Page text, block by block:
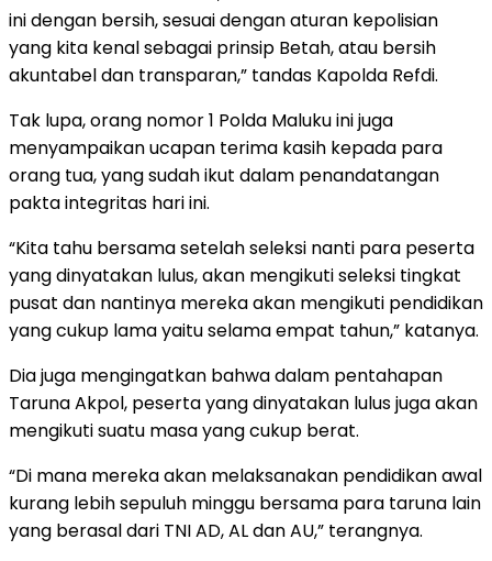
ini dengan bersih, sesuai dengan aturan kepolisian
yang kita kenal sebagai prinsip Betah, atau bersih
akuntabel dan transparan,” tandas Kapolda Refdi.
Tak lupa, orang nomor 1 Polda Maluku ini juga
menyampaikan ucapan terima kasih kepada para
orang tua, yang sudah ikut dalam penandatangan
pakta integritas hari ini.
“Kita tahu bersama setelah seleksi nanti para peserta
yang dinyatakan lulus, akan mengikuti seleksi tingkat
pusat dan nantinya mereka akan mengikuti pendidikan
yang cukup lama yaitu selama empat tahun,” katanya.
Dia juga mengingatkan bahwa dalam pentahapan
Taruna Akpol, peserta yang dinyatakan lulus juga akan
mengikuti suatu masa yang cukup berat.
“Di mana mereka akan melaksanakan pendidikan awal
kurang lebih sepuluh minggu bersama para taruna lain
yang berasal dari TNI AD, AL dan AU,” terangnya.